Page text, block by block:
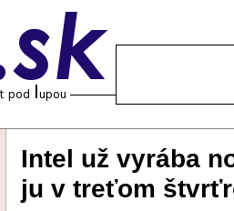
Intel už vyrába
ju v treťom